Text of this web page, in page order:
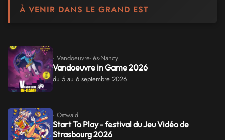
À VENIR DANS LE GRAND EST
· Vandoeuvre-lès-Nancy
Vandoeuvre in Game 2026
du 5 au 6 septembre 2026
· Ostwald
Start To Play - festival du Jeu Vidéo de
Strasbourg 2026